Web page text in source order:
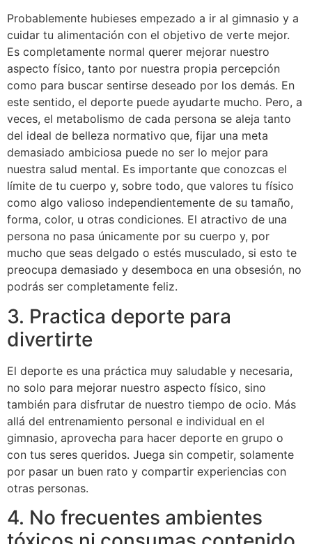
Probablemente hubieses empezado a ir al gimnasio y a
cuidar tu alimentación con el objetivo de verte mejor.
Es completamente normal querer mejorar nuestro
aspecto físico, tanto por nuestra propia percepción
como para buscar sentirse deseado por los demás. En
este sentido, el deporte puede ayudarte mucho. Pero, a
veces, el metabolismo de cada persona se aleja tanto
del ideal de belleza normativo que, fijar una meta
demasiado ambiciosa puede no ser lo mejor para
nuestra salud mental. Es importante que conozcas el
límite de tu cuerpo y, sobre todo, que valores tu físico
como algo valioso independientemente de su tamaño,
forma, color, u otras condiciones. El atractivo de una
persona no pasa únicamente por su cuerpo y, por
mucho que seas delgado o estés musculado, si esto te
preocupa demasiado y desemboca en una obsesión, no
podrás ser completamente feliz.
3. Practica deporte para
divertirte
El deporte es una práctica muy saludable y necesaria,
no solo para mejorar nuestro aspecto físico, sino
también para disfrutar de nuestro tiempo de ocio. Más
allá del entrenamiento personal e individual en el
gimnasio, aprovecha para hacer deporte en grupo o
con tus seres queridos. Juega sin competir, solamente
por pasar un buen rato y compartir experiencias con
otras personas.
4. No frecuentes ambientes